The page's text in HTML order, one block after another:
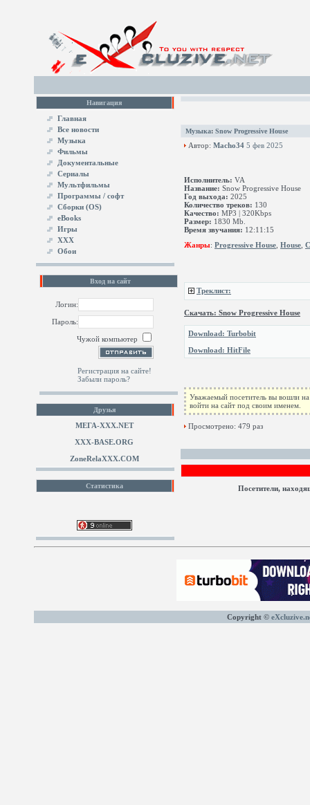
Навигация
Главная
Все новости
Музыка
Фильмы
Документальные
Сериалы
Мультфильмы
Программы / софт
Сборки (OS)
eBooks
Игры
XXX
Обои
Вход на сайт
Логин:
Пароль:
Чужой компьютер
Регистрация на сайте!
Забыли пароль?
Друзья
МЕГА-ХХХ.NET
XXX-BASE.ORG
ZoneRelaXXX.COM
Статистика
Музыка: Snow Progressive House
Автор: Macho34 5 фев 2025
Исполнитель: VA
Название: Snow Progressive House
Год выхода: 2025
Количество треков: 130
Качество: MP3 | 320Kbps
Размер: 1830 Mb.
Время звучания: 12:11:15
Жанры: Progressive House House
Треклист:
Скачать: Snow Progressive House
Download: Turbobit
Download: HitFile
Уважаемый посетитель вы вошли на
войти на сайт под своим именем.
Просмотрено: 479 раз
Посетители,
Copyright ©